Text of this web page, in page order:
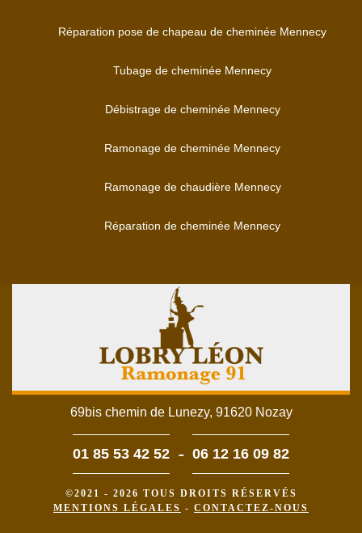
Réparation pose de chapeau de cheminée Mennecy
Tubage de cheminée Mennecy
Débistrage de cheminée Mennecy
Ramonage de cheminée Mennecy
Ramonage de chaudière Mennecy
Réparation de cheminée Mennecy
69bis chemin de Lunezy, 91620 Nozay
01 85 53 42 52 - 06 12 16 09 82
©2021 - 2026 TOUS DROITS RÉSERVÉS
MENTIONS LÉGALES - CONTACTEZ-NOUS